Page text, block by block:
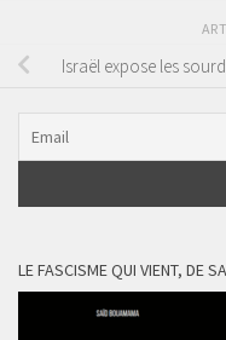
Israël expose les
LE FASCISME QUI VIENT, DE